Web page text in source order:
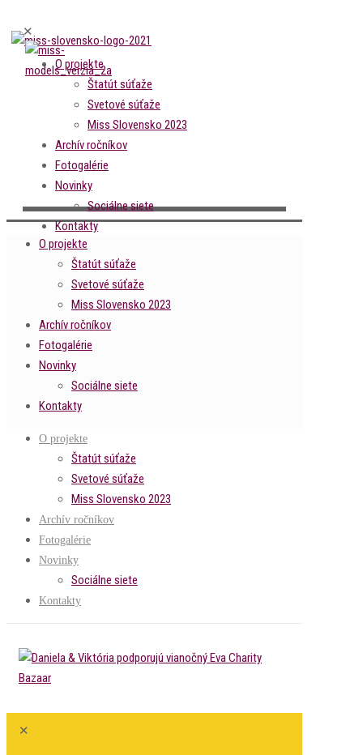
✕
O projekte
Štatút súťaže
Svetové súťaže
Miss Slovensko 2023
Archív ročníkov
Fotogalérie
Novinky
Sociálne siete
Kontakty
O projekte
Štatút súťaže
Svetové súťaže
Miss Slovensko 2023
Archív ročníkov
Fotogalérie
Novinky
Sociálne siete
Kontakty
O projekte
Štatút súťaže
Svetové súťaže
Miss Slovensko 2023
Archív ročníkov
Fotogalérie
Novinky
Sociálne siete
Kontakty
✕